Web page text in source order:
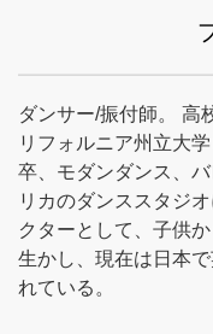
ダンサー/振付師。 高
リフォルニア州立大
卒、モダンダンス、
リカのダンススタジ
クターとして、子供
生かし、現在は日本
れている。